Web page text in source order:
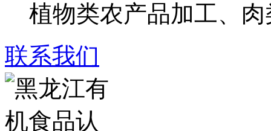
植物类农产品加工、
联系我们